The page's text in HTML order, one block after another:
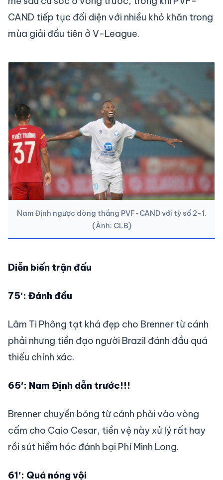
CAND tiếp tục đối diện với nhiều khó khăn trong
mùa giải đầu tiên ở V-League.
Nam Định ngược dòng thắng PVF-CAND với tỷ số 2-1.
(Ảnh: CLB)
Diễn biến trận đấu
75′: Đánh đầu
Lâm Ti Phông tạt khá đẹp cho Brenner từ cánh
phải nhưng tiền đạo người Brazil đánh đầu quá
thiếu chính xác.
65′: Nam Định dẫn trước!!!
Brenner chuyền bóng từ cánh phải vào vòng
cấm cho Caio Cesar, tiền vệ này xử lý rất hay
rồi sút hiểm hóc đánh bại Phí Minh Long.
61′: Quá nóng vội